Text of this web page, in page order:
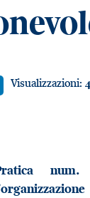
Visualizzazioni:
num.